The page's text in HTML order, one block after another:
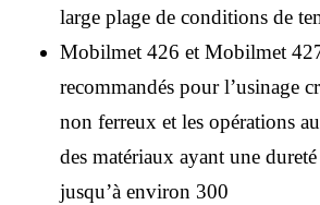
large plage de conditions de
Mobilmet 426 et Mobilmet
recommandés pour l’usinage
non ferreux et les opérations
des matériaux ayant une
jusqu’à environ 300